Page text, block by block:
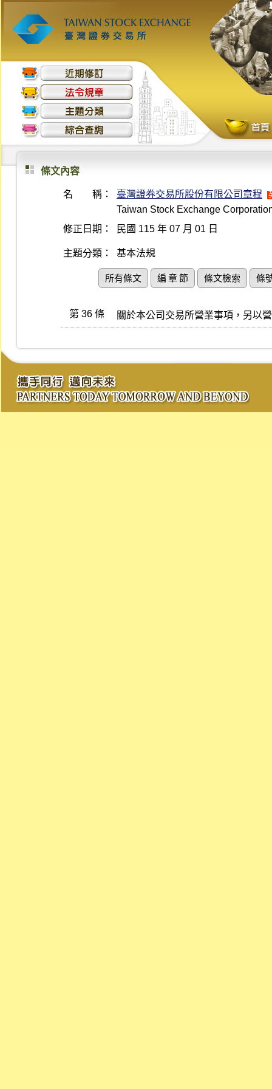
條文內容
名 稱： 臺灣證券交易所股份有限公司章程
Taiwan Stock Exchange
修正日期：
民國 115 年 07 月 01 日
主題分類： 基本法規
所有條文 編 章 節 條文檢索 條
第 36 條 關於本公司交易所營業事項，另以